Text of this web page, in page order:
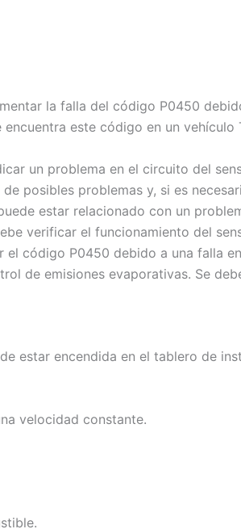
la falla del código P0450
este código en un
un problema en el circuito del
posibles problemas y, si es
estar relacionado con un
verificar el funcionamiento del
el código P0450 debido a una falla
de emisiones evaporativas. Se
estar encendida en el tablero de
velocidad constante.